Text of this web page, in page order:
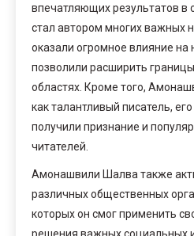
впечатляющих результатов в
стал автором многих важных
оказали огромное влияние на
позволили расширить
областях. Кроме того,
как талантливый писатель,
получили признание и
читателей.
Амонашвили Шалва также
различных общественных
которых он смог применить
решения важных социальных